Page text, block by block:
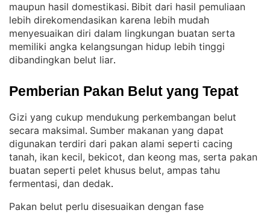
maupun hasil domestikasi. Bibit dari hasil pemuliaan
lebih direkomendasikan karena lebih mudah
menyesuaikan diri dalam lingkungan buatan serta
memiliki angka kelangsungan hidup lebih tinggi
dibandingkan belut liar.
Pemberian Pakan Belut yang Tepat
Gizi yang cukup mendukung perkembangan belut
secara maksimal. Sumber makanan yang dapat
digunakan terdiri dari pakan alami seperti cacing
tanah, ikan kecil, bekicot, dan keong mas, serta pakan
buatan seperti pelet khusus belut, ampas tahu
fermentasi, dan dedak.
Pakan belut perlu disesuaikan dengan fase